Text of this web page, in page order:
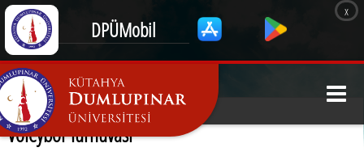
DPÜMobil
x
Voleybol Turnuvası